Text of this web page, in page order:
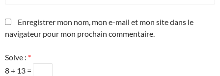
Enregistrer mon nom, mon e-mail et mon site dans le
navigateur pour mon prochain commentaire.
Solve : *
8 + 13 =